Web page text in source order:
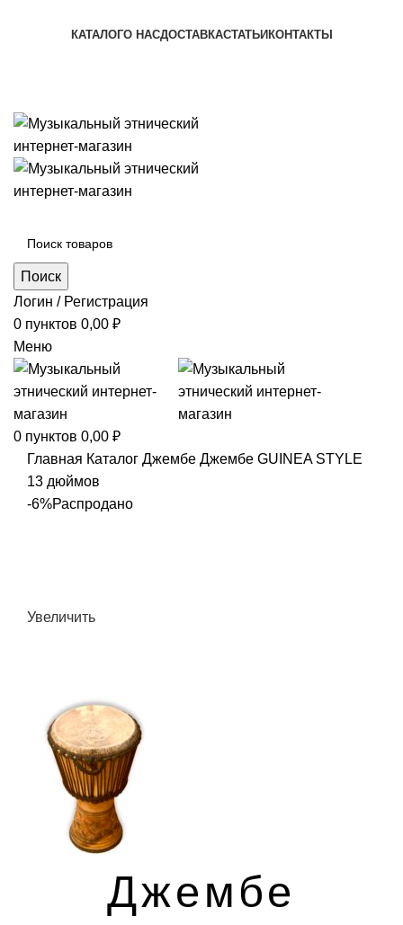
КАТАЛОГО НАСДОСТАВКАСТАТЬИ КОНТАКТЫ
Поиск
Логин / Регистрация
0 пунктов 0,00 ₽
Меню
0 пунктов 0,00 ₽
Главная Каталог Джембе Джембе GUINEA STYLE
13 дюймов
-6%Распродано
Увеличить
Джембе